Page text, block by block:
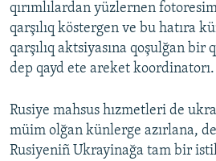
qırımlılardan yüzlernen
qarşılıq köstergen ve bu hatıra
qarşılıq aktsiyasına qoşulğan bir
dep qayd ete areket koordinatorı.
Rusiye mahsus hızmetleri de
müim olğan künlerge azırlana,
Rusiyeniñ Ukrayinağa tam bir